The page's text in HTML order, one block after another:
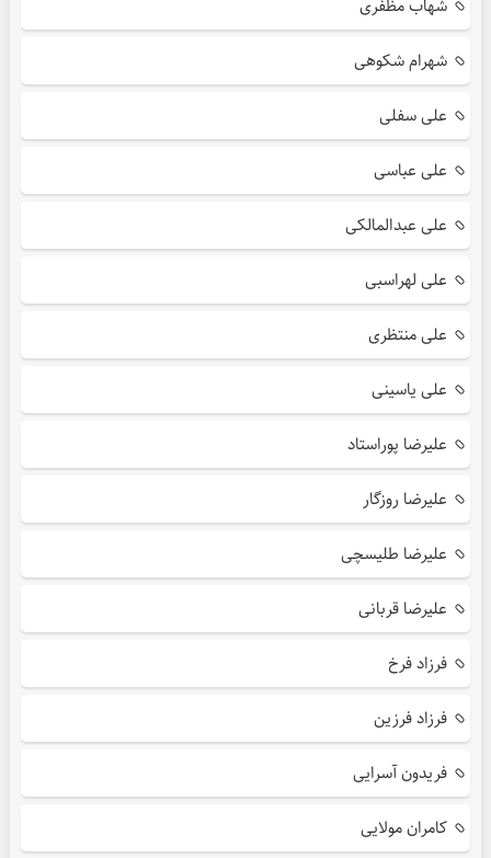
شهاب مظفری
شهرام شکوهی
علی سفلی
علی عباسی
علی عبدالمالکی
علی لهراسبی
علی منتظری
علی یاسینی
علیرضا پوراستاد
علیرضا روزگار
علیرضا طلیسچی
علیرضا قربانی
فرزاد فرخ
فرزاد فرزین
فریدون آسرایی
کامران مولایی